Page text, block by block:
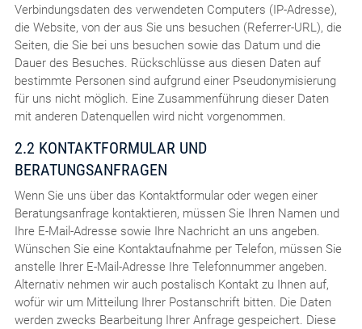
Verbindungsdaten des verwendeten Computers (IP-Adresse),
die Website, von der aus Sie uns besuchen (Referrer-URL), die
Seiten, die Sie bei uns besuchen sowie das Datum und die
Dauer des Besuches. Rückschlüsse aus diesen Daten auf
bestimmte Personen sind aufgrund einer Pseudonymisierung
für uns nicht möglich. Eine Zusammenführung dieser Daten
mit anderen Datenquellen wird nicht vorgenommen.
2.2 KONTAKTFORMULAR UND
BERATUNGSANFRAGEN
Wenn Sie uns über das Kontaktformular oder wegen einer
Beratungsanfrage kontaktieren, müssen Sie Ihren Namen und
Ihre E-Mail-Adresse sowie Ihre Nachricht an uns angeben.
Wünschen Sie eine Kontaktaufnahme per Telefon, müssen Sie
anstelle Ihrer E-Mail-Adresse Ihre Telefonnummer angeben.
Alternativ nehmen wir auch postalisch Kontakt zu Ihnen auf,
wofür wir um Mitteilung Ihrer Postanschrift bitten. Die Daten
werden zwecks Bearbeitung Ihrer Anfrage gespeichert. Diese